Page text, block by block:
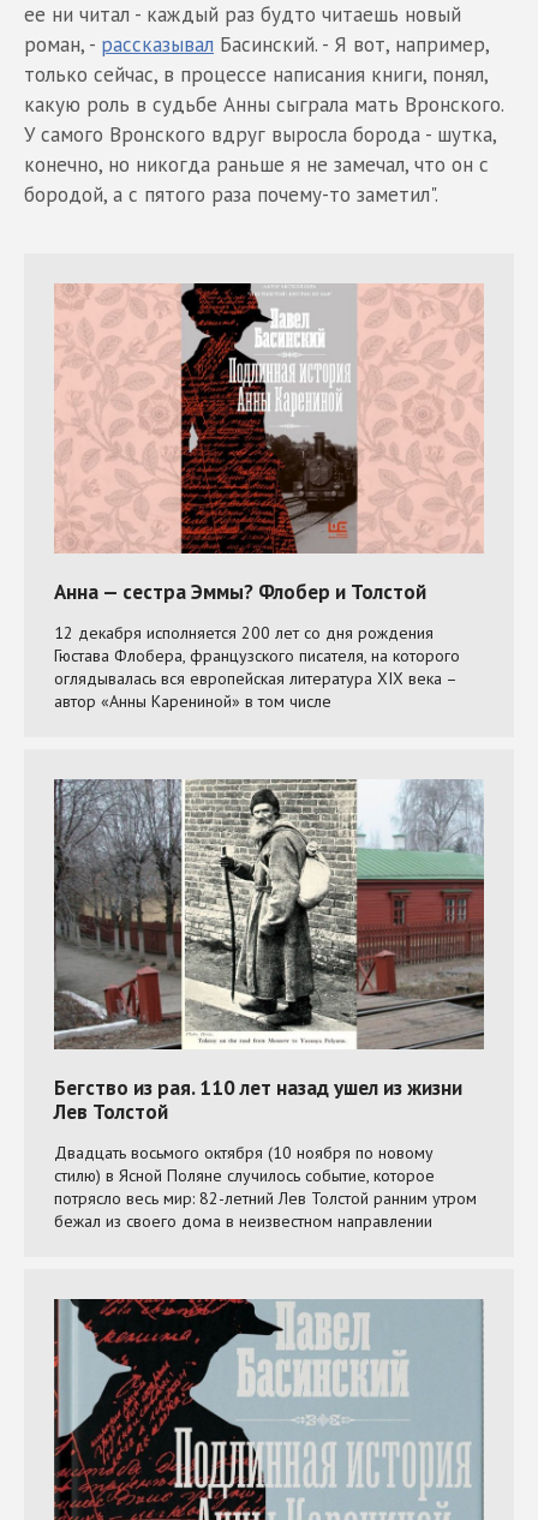
ее ни читал - каждый раз будто читаешь новый
роман, - рассказывал Басинский. - Я вот, например,
только сейчас, в процессе написания книги, понял,
какую роль в судьбе Анны сыграла мать Вронского.
У самого Вронского вдруг выросла борода - шутка,
конечно, но никогда раньше я не замечал, что он с
бородой, а с пятого раза почему-то заметил".